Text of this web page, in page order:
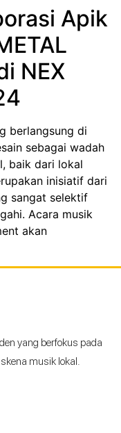
Apik
NEX
berlangsung di
sebagai wadah
baik dari lokal
inisiatif dari
sangat selektif
Acara musik
akan
yang berfokus pada
musik lokal.